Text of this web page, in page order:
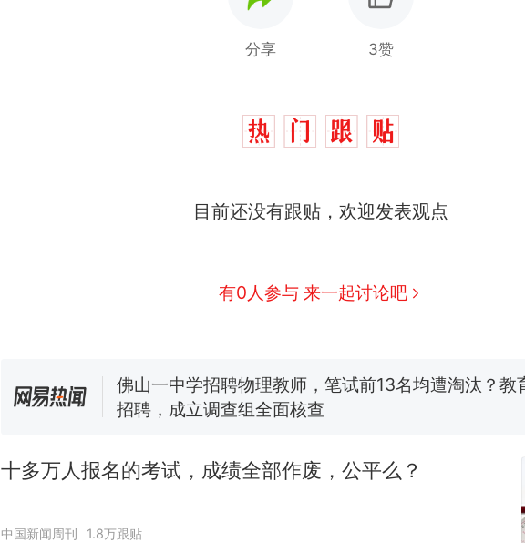
分享 3赞
目前还没有跟贴，欢迎发表观点
有0人参与 来一起讨论吧
十多万人报名的考试，成绩全部作废，公平么？
骑行绕了几乎整个国境线一圈，还曾两次到中国寻根
视频丨只要一枚命中就能让航母瘫痪 轰-6J实力有多
佛山一中学招聘物理教师，笔试前13名均遭淘汰？教
招聘，成立调查组全面核查
十多万人报名的考试，成绩全部作废，公平么？
中国新闻周刊 1.8万跟贴